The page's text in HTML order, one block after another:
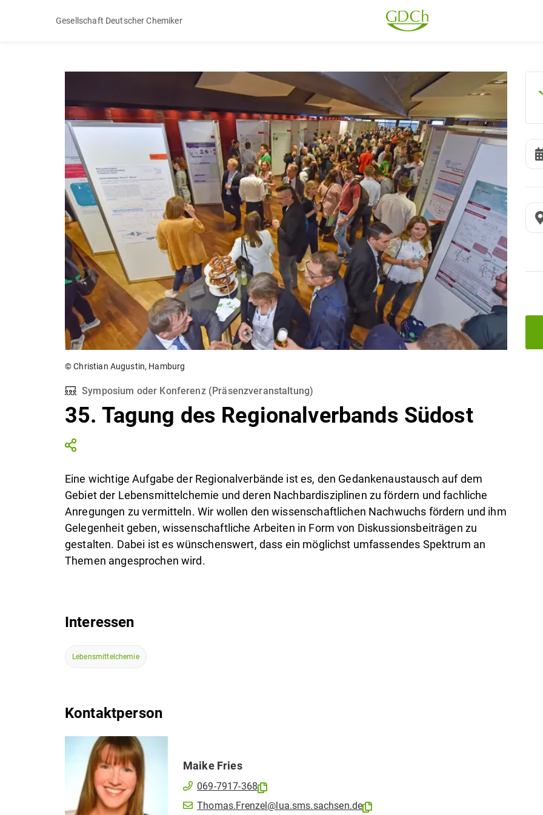
Gesellschaft Deutscher Chemiker
© Christian Augustin, Hamburg
Symposium oder Konferenz(Präsenzveranstaltung)
35. Tagung des Regionalverbands Südost
Eine wichtige Aufgabe der Regionalverbände ist es, den Gedankenaustausch auf dem
Gebiet der Lebensmittelchemie und deren Nachbardisziplinen zu fördern und fachliche
Anregungen zu vermitteln. Wir wollen den wissenschaftlichen Nachwuchs fördern und ihm
Gelegenheit geben, wissenschaftliche Arbeiten in Form von Diskussionsbeiträgen zu
gestalten. Dabei ist es wünschenswert, dass ein möglichst umfassendes Spektrum an
Themen angesprochen wird.
Interessen
Lebensmittelchemie
Kontaktperson
Maike Fries
069-7917-368
Thomas.Frenzel@lua.sms.sachsen.de